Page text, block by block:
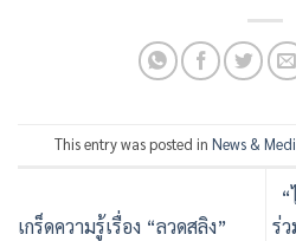
This entry was posted in News &
เกร็ดความรู้เรื่อง “ลวดสลิง”
ร่